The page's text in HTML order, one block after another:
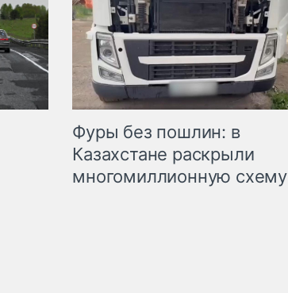
Фуры без пошлин: в
Казахстане раскрыли
многомиллионную схему